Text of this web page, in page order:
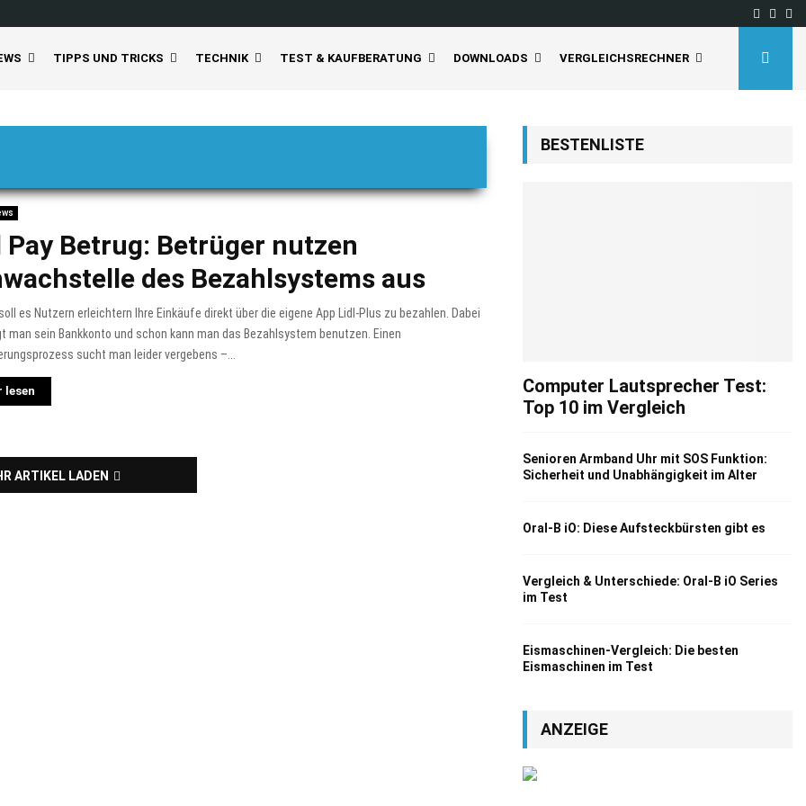
TIPPS UND TRICKS TECHNIK TEST & KAUFBERATUNG DOWNLOADS VERGLEICHSRECHNER
Pay Betrug: Betrüger nutzen
des Bezahlsystems aus
es Nutzern erleichtern Ihre Einkäufe direkt über die eigene App Lidl-Plus zu bezahlen. Dabei
man sein Bankkonto und schon kann man das Bezahlsystem benutzen. Einen
sucht man leider vergebens –...
lesen
ARTIKEL LADEN
BESTENLISTE
Computer Lautsprecher Test:
Top 10 im Vergleich
Senioren Armband Uhr mit SOS Funktion:
Sicherheit und Unabhängigkeit im Alter
Oral-B iO: Diese Aufsteckbürsten gibt es
Vergleich & Unterschiede: Oral-B iO Series
im Test
Eismaschinen-Vergleich: Die besten
Eismaschinen im Test
ANZEIGE